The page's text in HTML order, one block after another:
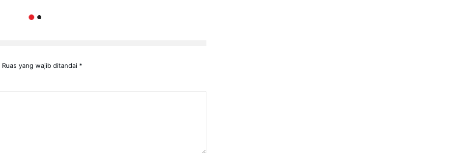
Ruas yang wajib ditandai *